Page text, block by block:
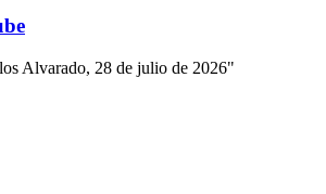
Alvarado, 28 de julio de 2026"